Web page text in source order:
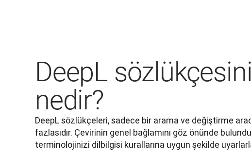
DeepL
nedir?
DeepL sözlükçeleri, sadece bir arama ve değiştirme
fazlasıdır. Çevirinin genel bağlamını göz önünde
terminolojinizi dilbilgisi kurallarına uygun şekilde